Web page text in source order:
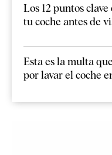
Los 12 puntos
tu coche antes de
Esta es la multa
por lavar el coche